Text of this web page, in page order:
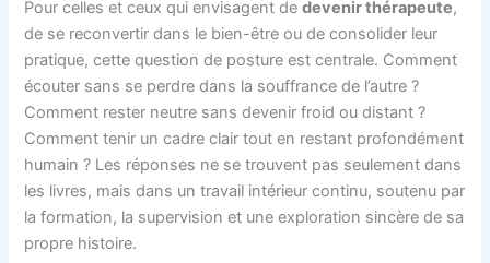
Pour celles et ceux qui envisagent dedevenir thérapeute,
de se reconvertir dans le bien-être ou de consolider leur
pratique, cette question de posture est centrale. Comment
écouter sans se perdre dans la souffrance de l’autre ?
Comment rester neutre sans devenir froid ou distant ?
Comment tenir un cadre clair tout en restant profondément
humain ? Les réponses ne se trouvent pas seulement dans
les livres, mais dans un travail intérieur continu, soutenu par
la formation, la supervision et une exploration sincère de sa
propre histoire.